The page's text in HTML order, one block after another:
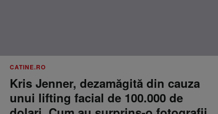
CATINE.RO
Kris Jenner, dezamăgită din cauza
unui lifting facial de 100.000 de